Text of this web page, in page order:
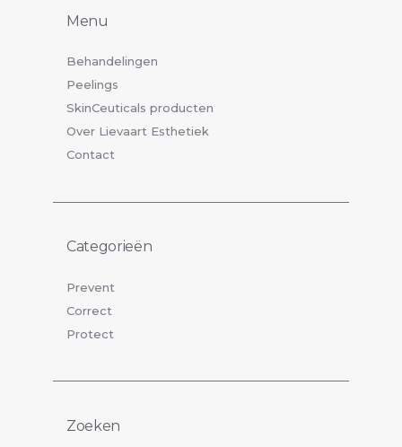
Menu
Behandelingen
Peelings
SkinCeuticals producten
Over Lievaart Esthetiek
Contact
Categorieën
Prevent
Correct
Protect
Zoeken